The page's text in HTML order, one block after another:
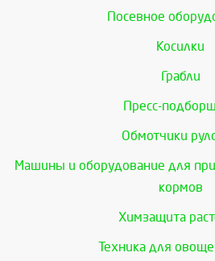
Посевное
Косилки
Грабли
Пресс-
Обмотчики
Машины и оборудование для
кормов
Химзащита
Техника для